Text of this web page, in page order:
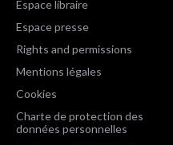
Espace libraire
Espace presse
Rights and permissions
Mentions légales
Cookies
Charte de protection des
données personnelles